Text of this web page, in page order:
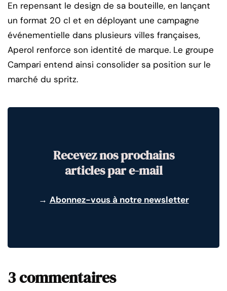
En repensant le design de sa bouteille, en lançant
un format 20 cl et en déployant une campagne
événementielle dans plusieurs villes françaises,
Aperol renforce son identité de marque. Le groupe
Campari entend ainsi consolider sa position sur le
marché du spritz.
Recevez nos prochains
articles par e-mail
→ Abonnez-vous à notre newsletter
3 commentaires